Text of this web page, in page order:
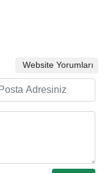
Website Yorumları